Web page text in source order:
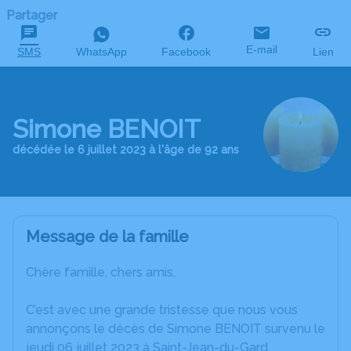
Partager
SMS WhatsApp Facebook E-mail Lien
Simone BENOIT
décédée le 6 juillet 2023 à l'âge de 92 ans
Message de la famille
Chère famille, chers amis,
C’est avec une grande tristesse que nous vous
annonçons le décès de Simone BENOIT survenu le
jeudi 06 juillet 2023 à Saint-Jean-du-Gard.